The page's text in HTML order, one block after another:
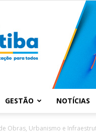
GESTÃO NOTÍCIAS
Obras, Urbanismo e